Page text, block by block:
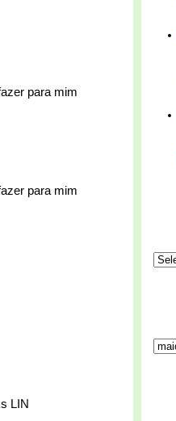
para mim
para mim
LIN